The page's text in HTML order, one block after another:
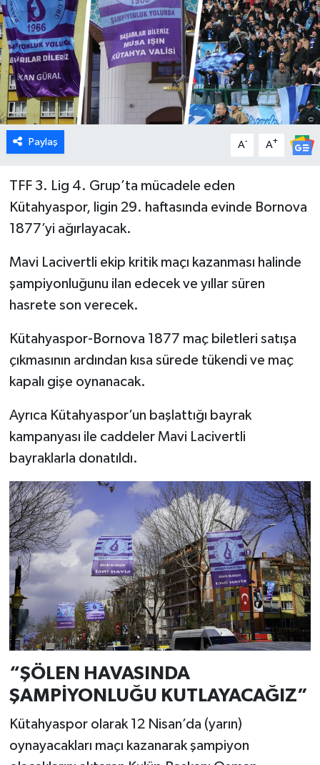
Paylaş A- A+
TFF 3. Lig 4. Grup’ta mücadele eden
Kütahyaspor, ligin 29. haftasında evinde Bornova
1877’yi ağırlayacak.
Mavi Lacivertli ekip kritik maçı kazanması halinde
şampiyonluğunu ilan edecek ve yıllar süren
hasrete son verecek.
Kütahyaspor-Bornova 1877 maç biletleri satışa
çıkmasının ardından kısa sürede tükendi ve maç
kapalı gişe oynanacak.
Ayrıca Kütahyaspor’un başlattığı bayrak
kampanyası ile caddeler Mavi Lacivertli
bayraklarla donatıldı.
“ŞÖLEN HAVASINDA
ŞAMPİYONLUĞU KUTLAYACAĞIZ”
Kütahyaspor olarak 12 Nisan’da (yarın)
oynayacakları maçı kazanarak şampiyon
Emet
Foto Galeri
Gediz
Genel
Hisarcık
Köşe Yazıları
Magazin
Otomobil
Pazarlar
Politika
Resmi İlan
Rüya Tabirleri
Sağlık
Şaphane
Simav
Siyaset
Spor